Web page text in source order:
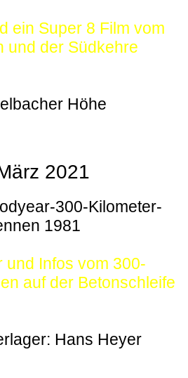
ein Super 8 Film vom
und der Südkehre
Höhe
2021
300-Kilometer-
1981
und Infos vom 300-
auf der Betonschleife
Hans Heyer